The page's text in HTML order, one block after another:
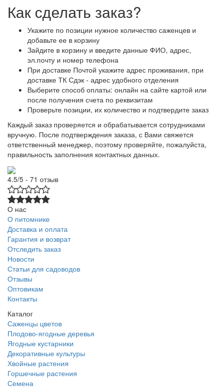
Как сделать заказ?
Укажите по позиции нужное количество саженцев и
добавьте ее в корзину
Зайдите в корзину и введите данные ФИО, адрес,
эл.почту и номер телефона
При доставке Почтой укажите адрес проживания, при
доставке ТК Сдэк - адрес удобного отделения
Выберите способ оплаты: онлайн на сайте картой или
после получения счета по реквизитам
Проверьте позиции, их количество и подтвердите заказ
Каждый заказ проверяется и обрабатывается сотрудниками
вручную. После подтверждения заказа, с Вами свяжется
ответственный менеджер, поэтому проверяйте, пожалуйста,
правильность заполнения контактных данных.
4.5/5 - 71 отзыв
О нас
О питомнике
Доставка и оплата
Гарантия и возврат
Отследить заказ
Новости
Статьи для садоводов
Отзывы
Оптовикам
Контакты
Каталог
Саженцы цветов
Плодово-ягодные деревья
Ягодные кустарники
Декоративные культуры
Хвойные растения
Горшечные растения
Семена